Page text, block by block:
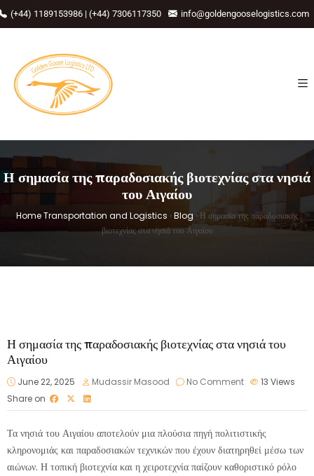
(+44) 1189153986 | (+44) 7306117350 info@goldengooselogistics.com
Η σημασία της παραδοσιακής βιοτεχνίας στα νησιά
του Αιγαίου
Home Transportation and Logistics ›Blog› Η σημασία της παραδοσιακής
βιοτεχνίας στα νησιά του Αιγαίου
Η σημασία της παραδοσιακής βιοτεχνίας στα νησιά του
Αιγαίου
June 22, 2025 Mudassir Masood No Comment 13 Views
Share on
Τα νησιά του Αιγαίου αποτελούν μια πλούσια πηγή πολιτιστικής
κληρονομιάς και παραδοσιακών τεχνικών που έχουν διατηρηθεί μέσω των
αιώνων. Η τοπική βιοτεχνία και η χειροτεχνία παίζουν καθοριστικό ρόλο